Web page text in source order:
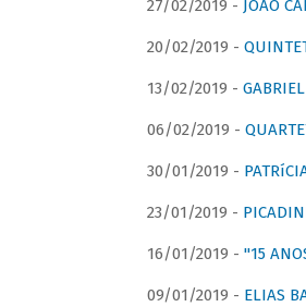
27/02/2019 - JOÃO
20/02/2019 -
13/02/2019 -
06/02/2019 -
30/01/2019 -
23/01/2019 -
16/01/2019 - "15
09/01/2019 - ELIAS